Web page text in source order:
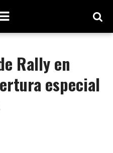
Rally en
especial